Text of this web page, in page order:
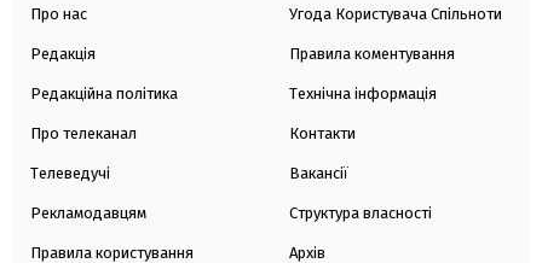
Про нас
Редакція
Редакційна політика
Про телеканал
Телеведучі
Рекламодавцям
Правила користування
Угода Користувача Спільноти
Правила коментування
Технічна інформація
Контакти
Вакансії
Структура власності
Архів